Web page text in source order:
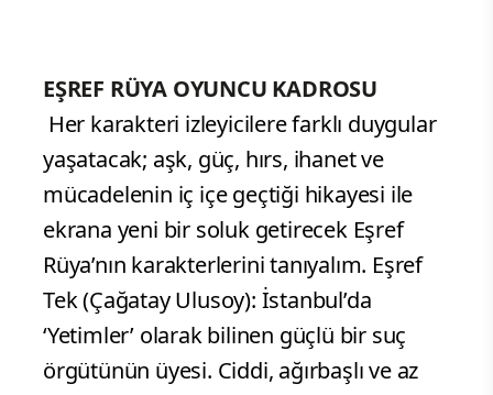
EŞREF RÜYA OYUNCU KADROSU
Her karakteri izleyicilere farklı duygular
yaşatacak; aşk, güç, hırs, ihanet ve
mücadelenin iç içe geçtiği hikayesi ile
ekrana yeni bir soluk getirecek Eşref
Rüya’nın karakterlerini tanıyalım. Eşref
Tek (Çağatay Ulusoy): İstanbul’da
‘Yetimler’ olarak bilinen güçlü bir suç
örgütünün üyesi. Ciddi, ağırbaşlı ve az